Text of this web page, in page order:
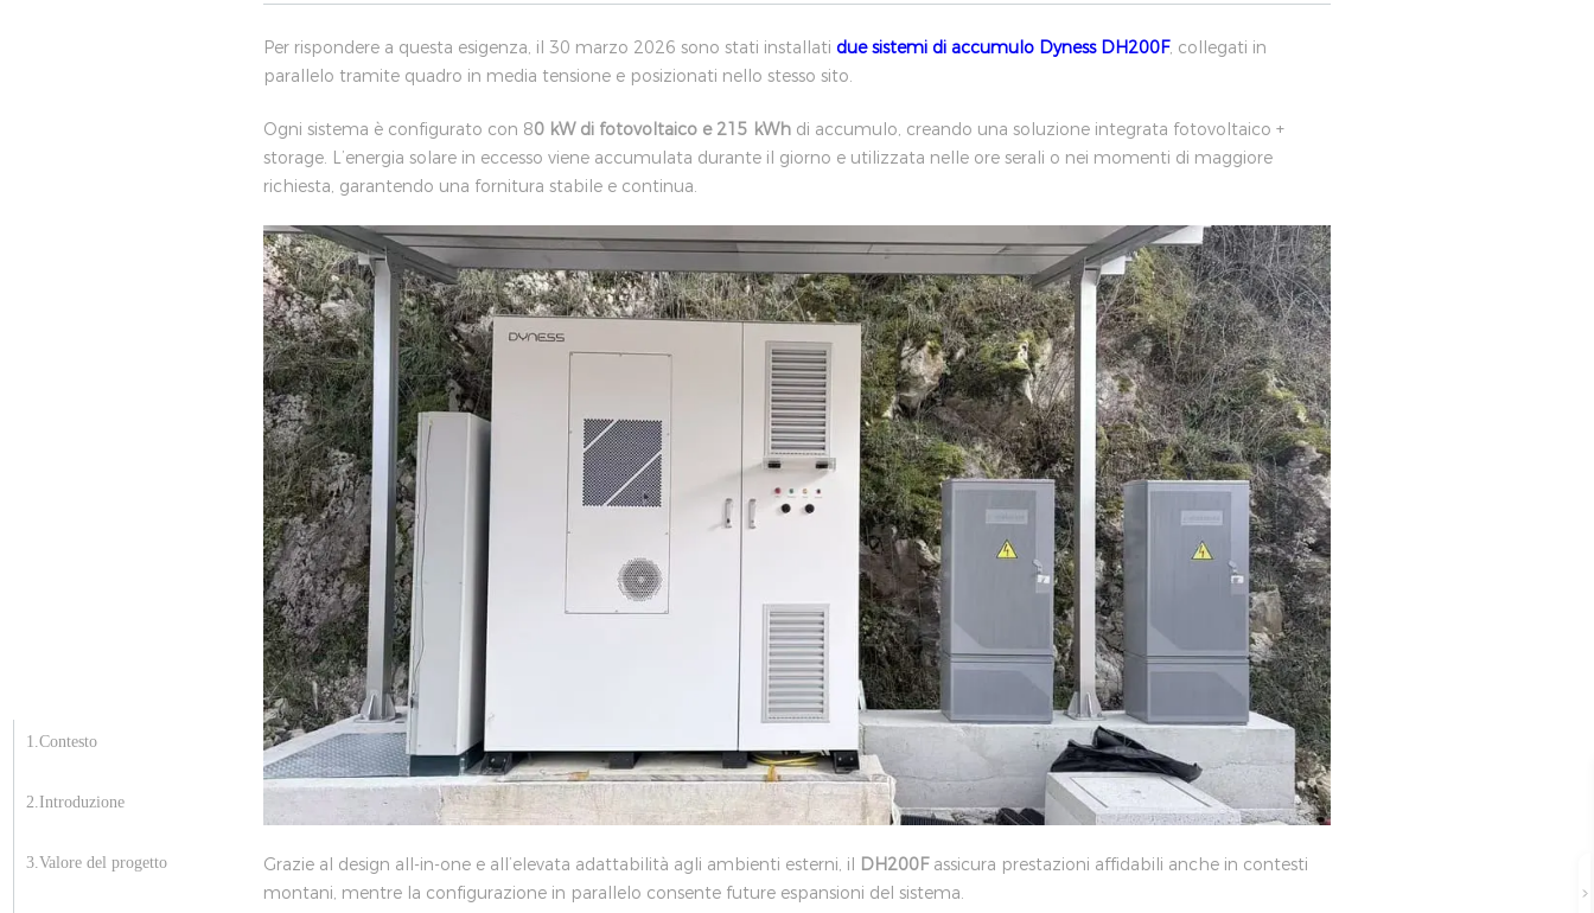
Per rispondere a questa esigenza, il 30 marzo 2026 sono stati installati due sistemi di accumulo Dyness DH200F, collegati in
parallelo tramite quadro in media tensione e posizionati nello stesso sito.
Ogni sistema è configurato con 80 kW di fotovoltaico e 215 kWh di accumulo, creando una soluzione integrata fotovoltaico +
storage. L’energia solare in eccesso viene accumulata durante il giorno e utilizzata nelle ore serali o nei momenti di maggiore
richiesta, garantendo una fornitura stabile e continua.
Grazie al design all-in-one e all’elevata adattabilità agli ambienti esterni, il DH200Fassicura prestazioni affidabili anche in contesti
montani, mentre la configurazione in parallelo consente future espansioni del sistema.
1.Contesto
2.Introduzione
3.Valore del progetto